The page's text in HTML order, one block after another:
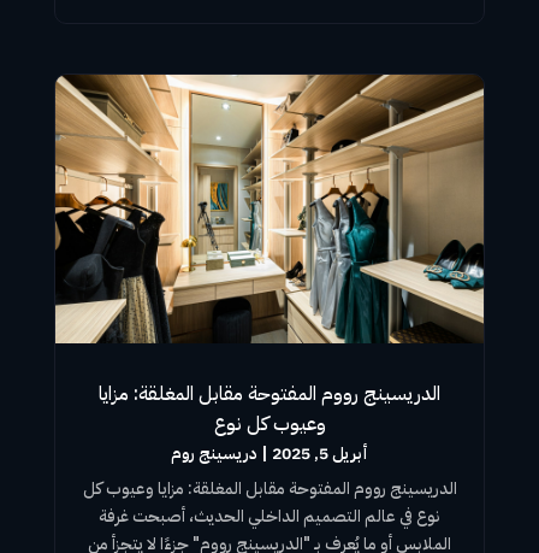
الدريسينج رووم المفتوحة مقابل المغلقة: مزايا
وعيوب كل نوع
أبريل 5, 2025 | دريسينج روم
الدريسينج روومالمفتوحة مقابل المغلقة: مزايا وعيوب كل
نوع في عالم التصميم الداخلي الحديث، أصبحتغرفة
الملابسأو ما يُعرف بـ "الدريسينج رووم" جزءًا لا يتجزأ من